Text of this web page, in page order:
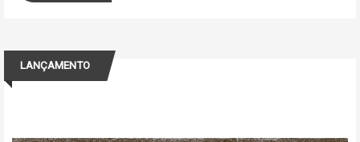
LANÇAMENTO